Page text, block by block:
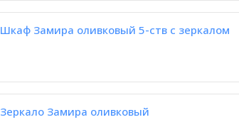
Шкаф Замира оливковый 5-ств с зеркалом
Зеркало Замира оливковый